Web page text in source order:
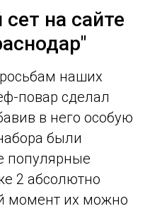
на сайте
наших
повар сделал
в него особую
были
популярные
2 абсолютно
момент их можно